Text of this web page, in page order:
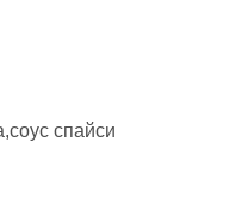
спайси